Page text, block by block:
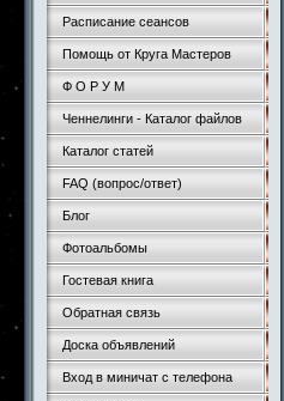
Расписание сеансов
Помощь от Круга Мастеров
Ф О Р У М
Ченнелинги - Каталог файлов
Каталог статей
FAQ (вопрос/ответ)
Блог
Фотоальбомы
Гостевая книга
Обратная связь
Доска объявлений
Вход в миничат с телефона